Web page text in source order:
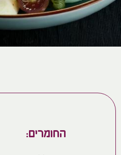
החומרים: